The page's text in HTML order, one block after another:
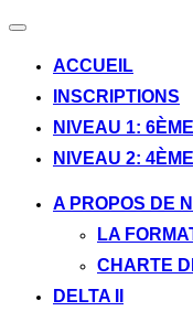
Ouvrir/fermer
navigationACCUEIL
INSCRIPTIONS
NIVEAU 1:
NIVEAU 2:
A PROPOS DE
LA
CHARTE
DELTA II